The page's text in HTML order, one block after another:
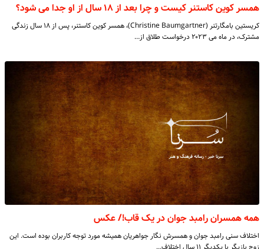
همسر کوین کاستنر کیست و چرا بعد از ۱۸ سال از او جدا می شود؟
کریستین بامگارتنر (Christine Baumgartner)، همسر کوین کاستنر، پس از ۱۸ سال زندگی
مشترک، در ماه می ۲۰۲۳ درخواست طلاق از…
همه همسران رامبد جوان در یک قاب!/ عکس
اختلاف سنی رامبد جوان و همسرش نگار جواهریان همیشه مورد توجه کاربران بوده است. این
زوج بازیگر با یکدیگر ۱۱ سال اختلاف…